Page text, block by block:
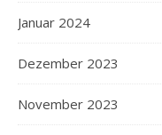
Januar 2024
Dezember 2023
November 2023